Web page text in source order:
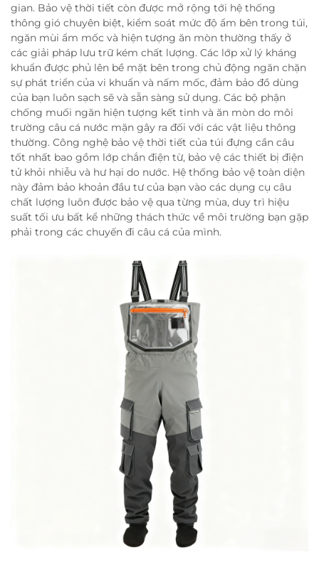
gian. Bảo vệ thời tiết còn được mở rộng tới hệ thống
thông gió chuyên biệt, kiểm soát mức độ ẩm bên trong túi,
ngăn mùi ẩm mốc và hiện tượng ăn mòn thường thấy ở
các giải pháp lưu trữ kém chất lượng. Các lớp xử lý kháng
khuẩn được phủ lên bề mặt bên trong chủ động ngăn chặn
sự phát triển của vi khuẩn và nấm mốc, đảm bảo đồ dùng
của bạn luôn sạch sẽ và sẵn sàng sử dụng. Các bộ phận
chống muối ngăn hiện tượng kết tinh và ăn mòn do môi
trường câu cá nước mặn gây ra đối với các vật liệu thông
thường. Công nghệ bảo vệ thời tiết của túi đựng cần câu
tốt nhất bao gồm lớp chắn điện từ, bảo vệ các thiết bị điện
tử khỏi nhiễu và hư hại do nước. Hệ thống bảo vệ toàn diện
này đảm bảo khoản đầu tư của bạn vào các dụng cụ câu
chất lượng luôn được bảo vệ qua từng mùa, duy trì hiệu
suất tối ưu bất kể những thách thức về môi trường bạn gặp
phải trong các chuyến đi câu cá của mình.